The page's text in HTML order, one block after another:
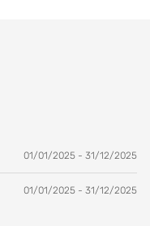
01/01/2025 - 31/12/2025
01/01/2025 - 31/12/2025